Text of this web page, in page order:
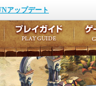
アップデート
ゲーム紹介
キャラクター作成
テイルズ初級者講座
ここだけは知ってお